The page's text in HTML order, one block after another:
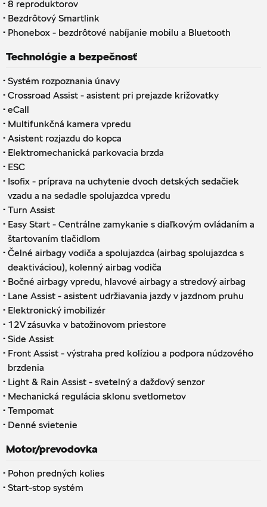
· 8 reproduktorov
· Bezdrôtový Smartlink
· Phonebox - bezdrôtové nabíjanie mobilu a Bluetooth
Technológie a bezpečnosť
· Systém rozpoznania únavy
· Crossroad Assist - asistent pri prejazde križovatky
· eCall
· Multifunkčná kamera vpredu
· Asistent rozjazdu do kopca
· Elektromechanická parkovacia brzda
· ESC
· Isofix - príprava na uchytenie dvoch detských sedačiek
vzadu a na sedadle spolujazdca vpredu
· Turn Assist
· Easy Start - Centrálne zamykanie s diaľkovým ovládaním a
štartovaním tlačidlom
· Čelné airbagy vodiča a spolujazdca (airbag spolujazdca s
deaktiváciou), kolenný airbag vodiča
· Bočné airbagy vpredu, hlavové airbagy a stredový airbag
· Lane Assist - asistent udržiavania jazdy v jazdnom pruhu
· Elektronický imobilizér
· 12V zásuvka v batožinovom priestore
· Side Assist
· Front Assist - výstraha pred kolíziou a podpora núdzového
brzdenia
· Light & Rain Assist - svetelný a dažďový senzor
· Mechanická regulácia sklonu svetlometov
· Tempomat
· Denné svietenie
Motor/prevodovka
· Pohon predných kolies
· Start-stop systém